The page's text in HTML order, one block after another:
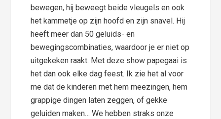
bewegen, hij beweegt beide vleugels en ook
het kammetje op zijn hoofd en zijn snavel. Hij
heeft meer dan 50 geluids- en
bewegingscombinaties, waardoor je er niet op
uitgekeken raakt. Met deze show papegaai is
het dan ook elke dag feest. Ik zie het al voor
me dat de kinderen met hem meezingen, hem
grappige dingen laten zeggen, of gekke
geluiden maken… We hebben straks onze